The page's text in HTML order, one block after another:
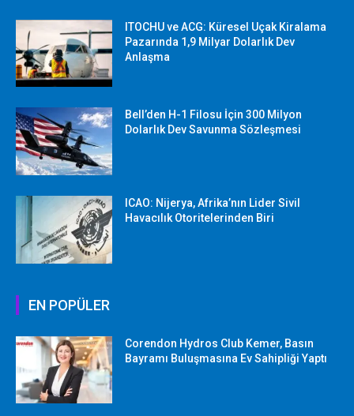
ITOCHU ve ACG: Küresel Uçak Kiralama
Pazarında 1,9 Milyar Dolarlık Dev
Anlaşma
Bell’den H-1 Filosu İçin 300 Milyon
Dolarlık Dev Savunma Sözleşmesi
ICAO: Nijerya, Afrika’nın Lider Sivil
Havacılık Otoritelerinden Biri
EN POPÜLER
Corendon Hydros Club Kemer, Basın
Bayramı Buluşmasına Ev Sahipliği Yaptı